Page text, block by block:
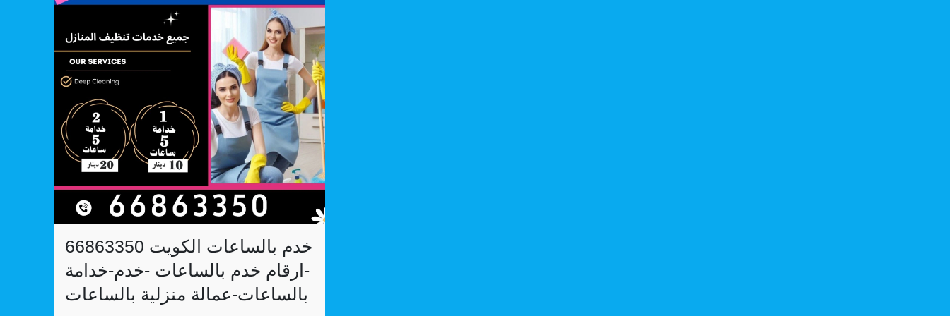
خدم بالساعات الكويت 66863350
-ارقام خدم بالساعات -خدم-خدامة
بالساعات-عمالة منزلية بالساعات